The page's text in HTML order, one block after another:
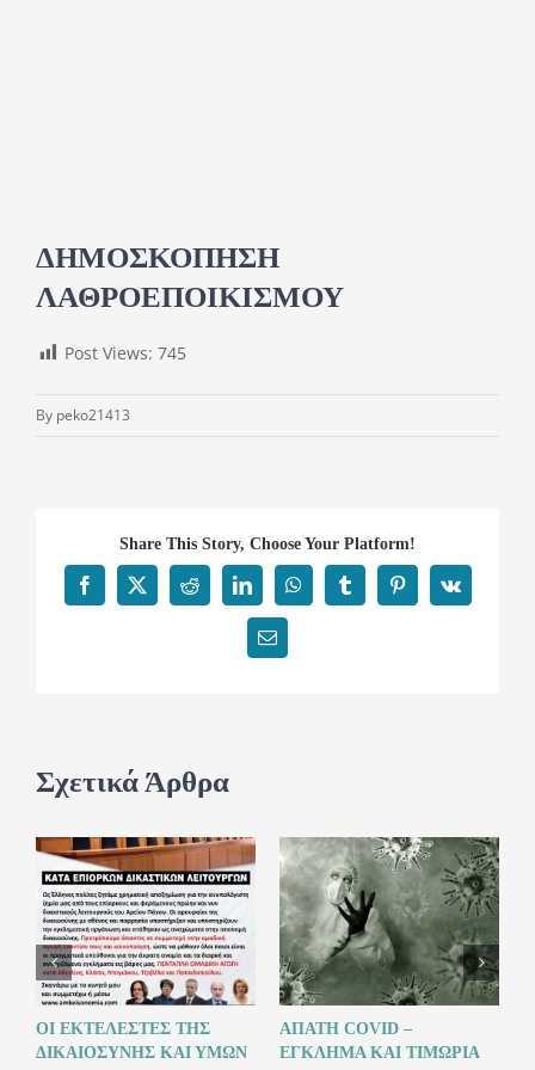
ΔΗΜΟΣΚΟΠΗΣΗ
ΛΑΘΡΟΕΠΟΙΚΙΣΜΟΥ
Post Views: 745
By peko21413
Share This Story, Choose Your Platform!
Facebook
X RedditLinkedInWhatsAppTumblrPinterest
Vk
Email
Σχετικά Άρθρα
ΟΙ ΕΚΤΕΛΕΣΤΕΣ ΤΗΣ
ΔΙΚΑΙΟΣΥΝΗΣ ΚΑΙ ΥΜΩΝ
ΑΠΑΤΗ COVID –
ΕΓΚΛΗΜΑ ΚΑΙ ΤΙΜΩΡΙΑ